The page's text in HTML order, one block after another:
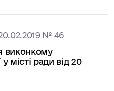
№ 46
виконкому
місті ради від 20